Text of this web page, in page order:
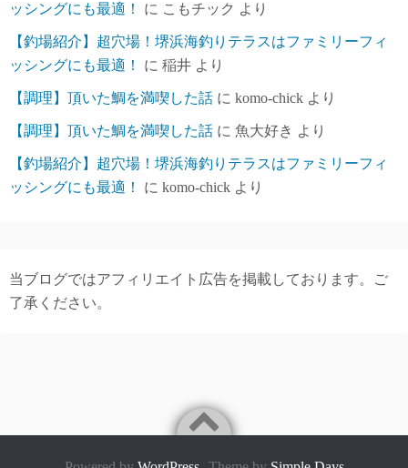
ッシングにも最適！
に こもチック より
【釣場紹介】超穴場！堺浜海釣りテラスはファミリーフィ
ッシングにも最適！
に 稲井 より
【調理】頂いた鯛を満喫した話 に komo-chick より
【調理】頂いた鯛を満喫した話 に 魚大好き より
【釣場紹介】超穴場！堺浜海釣りテラスはファミリーフィ
ッシングにも最適！
に komo-chick より
当ブログではアフィリエイト広告を掲載しております。ご
了承ください。